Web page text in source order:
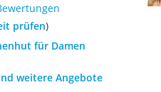
prüfen)
für Damen
weitere Angebote